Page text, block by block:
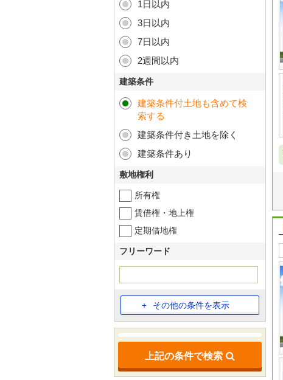
1日以内
3日以内
7日以内
2週間以内
建築条件
建築条件付土地も含めて検
索する
建築条件付き土地を除く
建築条件あり
敷地権利
所有権
賃借権・地上権
定期借地権
フリーワード
その他の条件を表示
上記の条件で検索